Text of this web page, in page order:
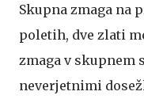
Skupna zmaga na
poletih, dve zlati
zmaga v skupnem
neverjetnimi